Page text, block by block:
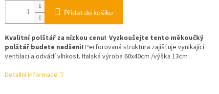
Přidat do košíku
Kvalitní polštář za nízkou cenu! Vyzkoušejte tento měkoučký
polštář budete nadšeni! Perforovaná struktura zajišťuje vynikající
ventilaci a odvádí vlhkost. Italská výroba 60x40cm /výška 13cm .
Detailní informace